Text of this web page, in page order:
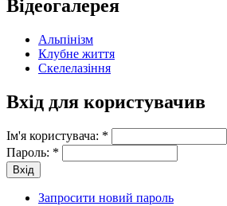
Відеогалерея
Альпінізм
Клубне життя
Скелелазіння
Вхід для користувачив
Ім'я користувача: *
Пароль: *
Запросити новий пароль